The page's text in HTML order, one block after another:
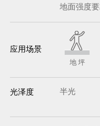
地面强度要
应用场景
地 坪
光泽度 半光